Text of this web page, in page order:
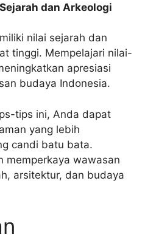
dan Arkeologi
nilai sejarah dan
tinggi. Mempelajari nilai-
apresiasi
budaya Indonesia.
tips ini, Anda dapat
yang lebih
candi batu bata.
memperkaya wawasan
arsitektur, dan budaya